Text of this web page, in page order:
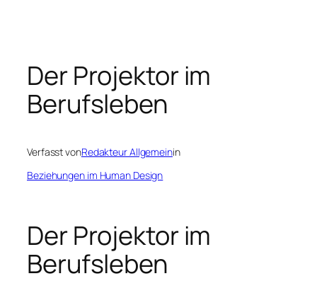
springen
Der Projektor im
Berufsleben
Verfasst vonRedakteur Allgemeinin
Beziehungen im Human Design
Der Projektor im
Berufsleben